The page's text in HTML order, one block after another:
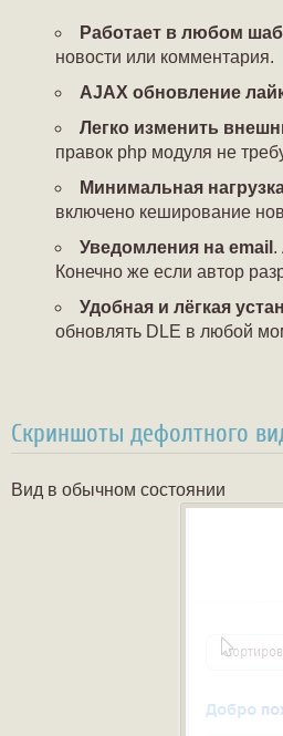
Работает в любом
новости или комментария.
AJAX обновление
Легко изменить
правок php модуля не
Минимальная
включено кеширование
Уведомления на email .
Конечно же если автор
Удобная и лёгкая
обновлять DLE в любой
Скриншоты дефолтного
Вид в обычном состоянии